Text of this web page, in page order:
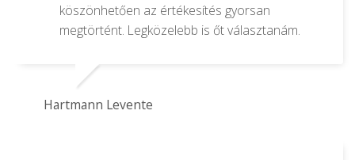
köszönhetően az értékesítés gyorsan
megtörtént. Legközelebb is őt választanám.
Hartmann Levente